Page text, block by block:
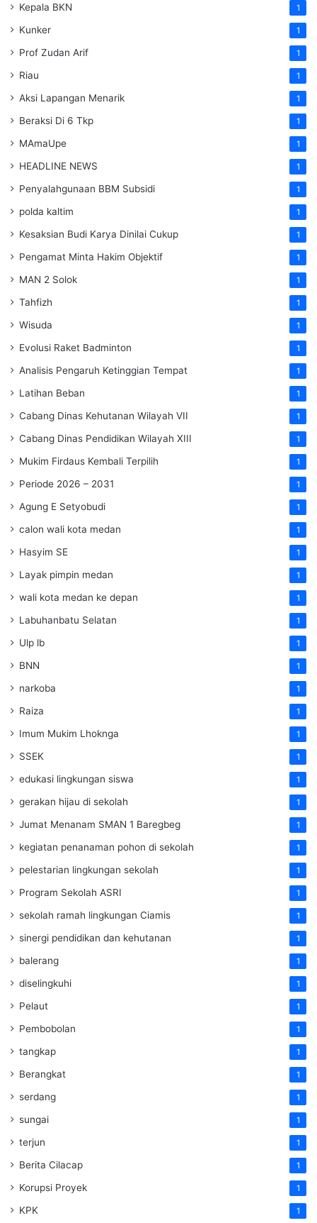
Kepala BKN 1
Kunker 1
Prof Zudan Arif 1
Riau 1
Aksi Lapangan Menarik 1
Beraksi Di 6 Tkp 1
MAmaUpe 1
HEADLINE NEWS 1
Penyalahgunaan BBM Subsidi 1
polda kaltim 1
Kesaksian Budi Karya Dinilai Cukup 1
Pengamat Minta Hakim Objektif 1
MAN 2 Solok 1
Tahfizh 1
Wisuda 1
Evolusi Raket Badminton 1
Analisis Pengaruh Ketinggian Tempat 1
Latihan Beban 1
Cabang Dinas Kehutanan Wilayah VII 1
Cabang Dinas Pendidikan Wilayah XIII 1
Mukim Firdaus Kembali Terpilih 1
Periode 2026 – 2031 1
Agung E Setyobudi 1
calon wali kota medan 1
Hasyim SE 1
Layak pimpin medan 1
wali kota medan ke depan 1
Labuhanbatu Selatan 1
Ulp lb 1
BNN 1
narkoba 1
Raiza 1
Imum Mukim Lhoknga 1
SSEK 1
edukasi lingkungan siswa 1
gerakan hijau di sekolah 1
Jumat Menanam SMAN 1 Baregbeg 1
kegiatan penanaman pohon di sekolah 1
pelestarian lingkungan sekolah 1
Program Sekolah ASRI 1
sekolah ramah lingkungan Ciamis 1
sinergi pendidikan dan kehutanan 1
balerang 1
diselingkuhi 1
Pelaut 1
Pembobolan 1
tangkap 1
Berangkat 1
serdang 1
sungai 1
terjun 1
Berita Cilacap 1
Korupsi Proyek 1
KPK 1